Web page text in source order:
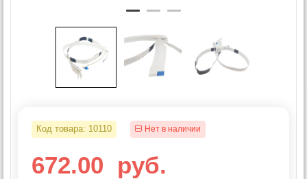
Код товара: 10110 Нет в наличии
672.00 руб.